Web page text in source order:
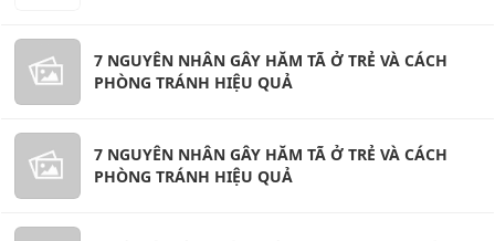
7 NGUYÊN NHÂN GÂY HĂM TÃ Ở TRẺ VÀ CÁCH
PHÒNG TRÁNH HIỆU QUẢ
7 NGUYÊN NHÂN GÂY HĂM TÃ Ở TRẺ VÀ CÁCH
PHÒNG TRÁNH HIỆU QUẢ